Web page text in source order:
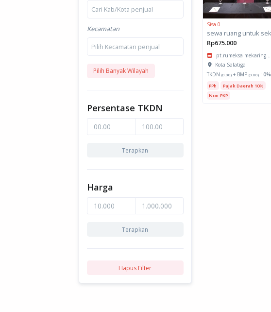
Cari Kab/Kota penjual
Kecamatan
Pilih Kecamatan penjual
Pilih Banyak Wilayah
Persentase TKDN
Terapkan
Harga
Terapkan
Hapus Filter
Sisa 0
Rp675.000
pt.rumeksa mekaring...
Kota Salatiga
TKDN (0.00)+ BMP (0.00): 0%
PPh
Pajak Daerah 10%
Non-PKP